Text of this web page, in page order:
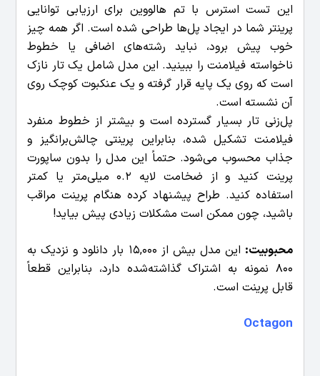
این تست استرس با تم هالووین برای ارزیابی توانایی
پرینتر شما در ایجاد پل‌ها طراحی شده است. اگر همه چیز
خوب پیش برود، نباید رشته‌های اضافی یا خطوط
ناخواسته فیلامنت را ببینید. این مدل شامل یک تار نازک
است که روی یک پایه قرار گرفته و یک عنکبوت کوچک روی
آن نشسته است.
پل‌زنی تار بسیار گسترده است و بیشتر از خطوط منفرد
فیلامنت تشکیل شده، بنابراین پرینتی چالش‌برانگیز و
جذاب محسوب می‌شود. حتماً این مدل را بدون ساپورت
پرینت کنید و از ضخامت لایه 0.2 میلی‌متر یا کمتر
استفاده کنید. طراح پیشنهاد کرده هنگام پرینت مراقب
باشید، چون ممکن است مشکلات زیادی پیش بیاید!
محبوبیت:
این مدل بیش از 15,000 بار دانلود و نزدیک به
800 نمونه به اشتراک گذاشته‌شده دارد، بنابراین قطعاً
قابل پرینت است.
Octagon